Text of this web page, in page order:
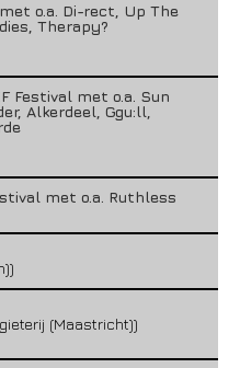
o.a. Di-rect, Up The
Therapy?
Festival met o.a. Sun
Alkerdeel, Ggu:ll,
met o.a. Ruthless
(Maastricht))